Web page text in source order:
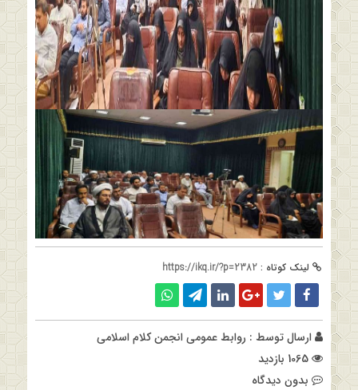
لینک کوتاه : https://ikq.ir/?p=2382
ارسال توسط : روابط عمومی انجمن کلام اسلامی
بدون دیدگاه